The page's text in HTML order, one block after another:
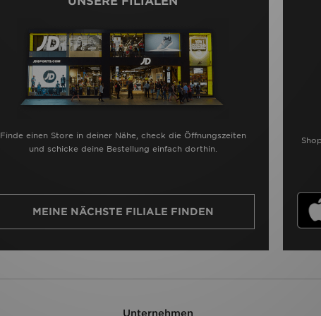
Finde einen Store in deiner Nähe, check die Öffnungszeiten
und schicke deine Bestellung einfach dorthin.
MEINE NÄCHSTE FILIALE FINDEN
Unternehmen